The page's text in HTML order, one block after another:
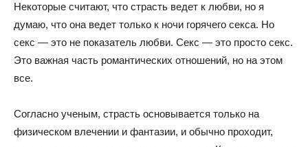
Некоторые считают, что страсть ведет к любви, но я
думаю, что она ведет только к ночи горячего секса. Но
секс — это не показатель любви. Секс — это просто секс.
Это важная часть романтических отношений, но на этом
все.
Согласно ученым, страсть основывается только на
физическом влечении и фантазии, и обычно проходит,